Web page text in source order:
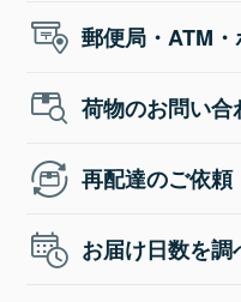
郵便局・ATM
荷物のお問い合
再配達のご依頼
お届け日数を調